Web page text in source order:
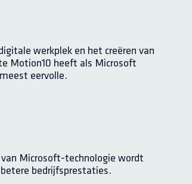
werkplek en het creëren van
Motion10 heeft als Microsoft
eervolle.
van Microsoft-technologie wordt
bedrijfsprestaties.